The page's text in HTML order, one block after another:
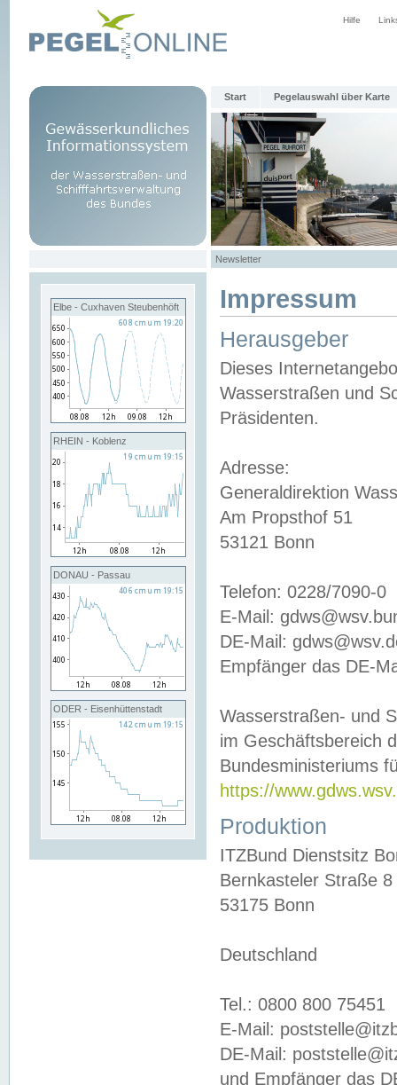
Hilfe
Start Pegelauswahl über Karte
Newsletter
Elbe - Cuxhaven Steubenhöft
RHEIN - Koblenz
DONAU - Passau
ODER - Eisenhüttenstadt
Impressum
Herausgeber
Dieses
Wasserstraßen und
Präsidenten.
Adresse:
Generaldirektion
Am Propsthof 51
53121 Bonn
Telefon: 0228/7090-0
E-Mail:
DE-Mail:
Empfänger das DE-
Wasserstraßen- und
im Geschäftsbereich
Bundesministeriums
https://
Produktion
ITZBund Dienstsitz
Bernkasteler Straße 8
53175 Bonn
Deutschland
Tel.: 0800 800 75451
E-Mail:
DE-Mail:
und Empfänger das